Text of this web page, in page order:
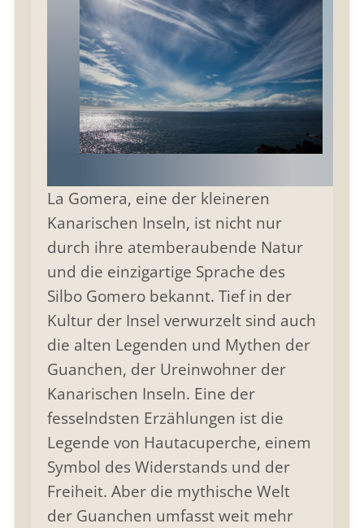
La Gomera, eine der kleineren
Kanarischen Inseln, ist nicht nur
durch ihre atemberaubende Natur
und die einzigartige Sprache des
Silbo Gomero bekannt. Tief in der
Kultur der Insel verwurzelt sind auch
die alten Legenden und Mythen der
Guanchen, der Ureinwohner der
Kanarischen Inseln. Eine der
fesselndsten Erzählungen ist die
Legende von Hautacuperche, einem
Symbol des Widerstands und der
Freiheit. Aber die mythische Welt
der Guanchen umfasst weit mehr